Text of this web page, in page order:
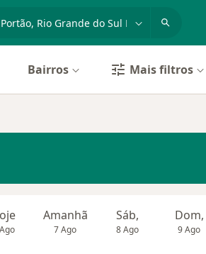
Bairros Mais filtros
Amanhã
7 Ago
Sáb,
8 Ago
Dom,
9 Ago